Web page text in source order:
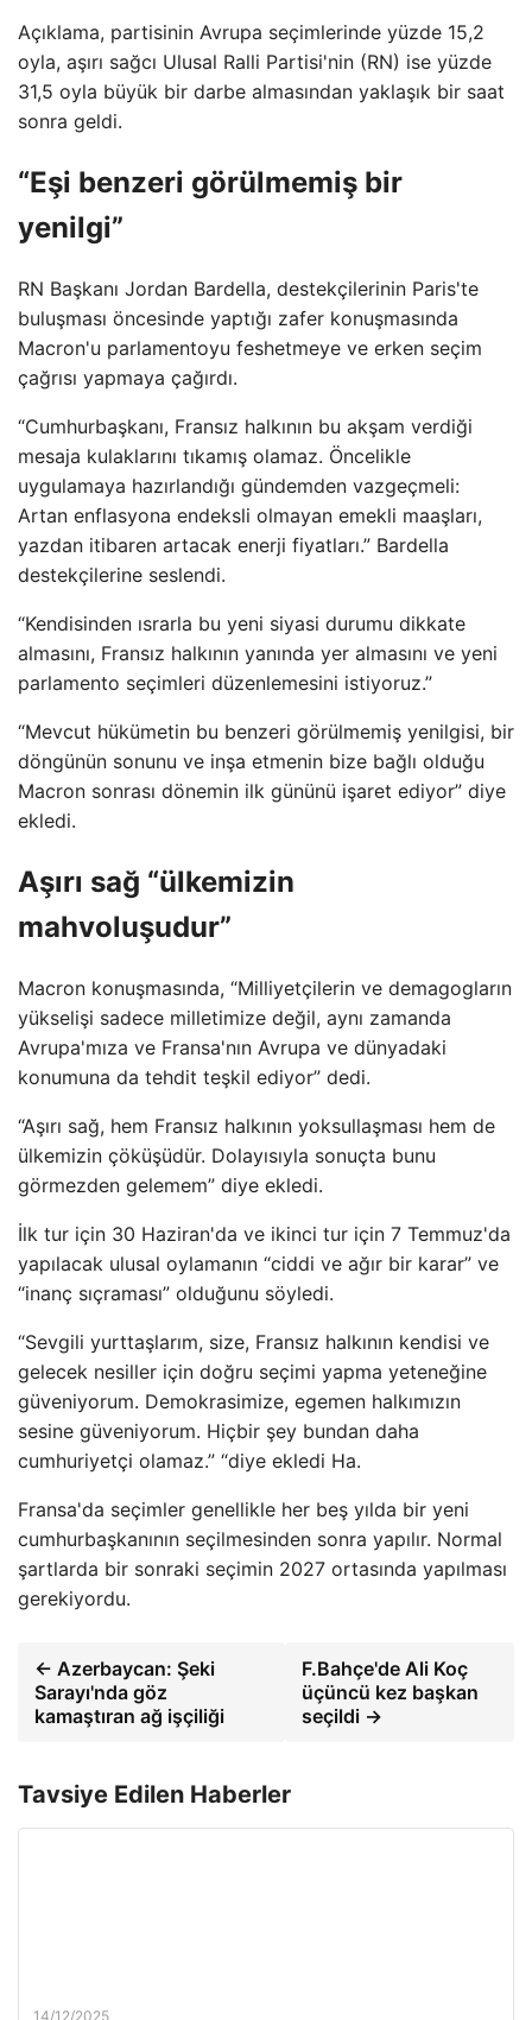
Açıklama, partisinin Avrupa seçimlerinde yüzde 15,2
oyla, aşırı sağcı Ulusal Ralli Partisi'nin (RN) ise yüzde
31,5 oyla büyük bir darbe almasından yaklaşık bir saat
sonra geldi.
“Eşi benzeri görülmemiş bir
yenilgi”
RN Başkanı Jordan Bardella, destekçilerinin Paris'te
buluşması öncesinde yaptığı zafer konuşmasında
Macron'u parlamentoyu feshetmeye ve erken seçim
çağrısı yapmaya çağırdı.
“Cumhurbaşkanı, Fransız halkının bu akşam verdiği
mesaja kulaklarını tıkamış olamaz. Öncelikle
uygulamaya hazırlandığı gündemden vazgeçmeli:
Artan enflasyona endeksli olmayan emekli maaşları,
yazdan itibaren artacak enerji fiyatları.” Bardella
destekçilerine seslendi.
“Kendisinden ısrarla bu yeni siyasi durumu dikkate
almasını, Fransız halkının yanında yer almasını ve yeni
parlamento seçimleri düzenlemesini istiyoruz.”
“Mevcut hükümetin bu benzeri görülmemiş yenilgisi, bir
döngünün sonunu ve inşa etmenin bize bağlı olduğu
Macron sonrası dönemin ilk gününü işaret ediyor” diye
ekledi.
Aşırı sağ “ülkemizin
mahvoluşudur”
Macron konuşmasında, “Milliyetçilerin ve demagogların
yükselişi sadece milletimize değil, aynı zamanda
Avrupa'mıza ve Fransa'nın Avrupa ve dünyadaki
konumuna da tehdit teşkil ediyor” dedi.
“Aşırı sağ, hem Fransız halkının yoksullaşması hem de
ülkemizin çöküşüdür. Dolayısıyla sonuçta bunu
görmezden gelemem” diye ekledi.
İlk tur için 30 Haziran'da ve ikinci tur için 7 Temmuz'da
yapılacak ulusal oylamanın “ciddi ve ağır bir karar” ve
“inanç sıçraması” olduğunu söyledi.
“Sevgili yurttaşlarım, size, Fransız halkının kendisi ve
gelecek nesiller için doğru seçimi yapma yeteneğine
güveniyorum. Demokrasimize, egemen halkımızın
sesine güveniyorum. Hiçbir şey bundan daha
cumhuriyetçi olamaz.” “diye ekledi Ha.
Fransa'da seçimler genellikle her beş yılda bir yeni
cumhurbaşkanının seçilmesinden sonra yapılır. Normal
şartlarda bir sonraki seçimin 2027 ortasında yapılması
gerekiyordu.
← Azerbaycan: Şeki
Sarayı'nda göz
kamaştıran ağ işçiliği
F.Bahçe'de Ali Koç
üçüncü kez başkan
seçildi →
Tavsiye Edilen Haberler
14/12/2025